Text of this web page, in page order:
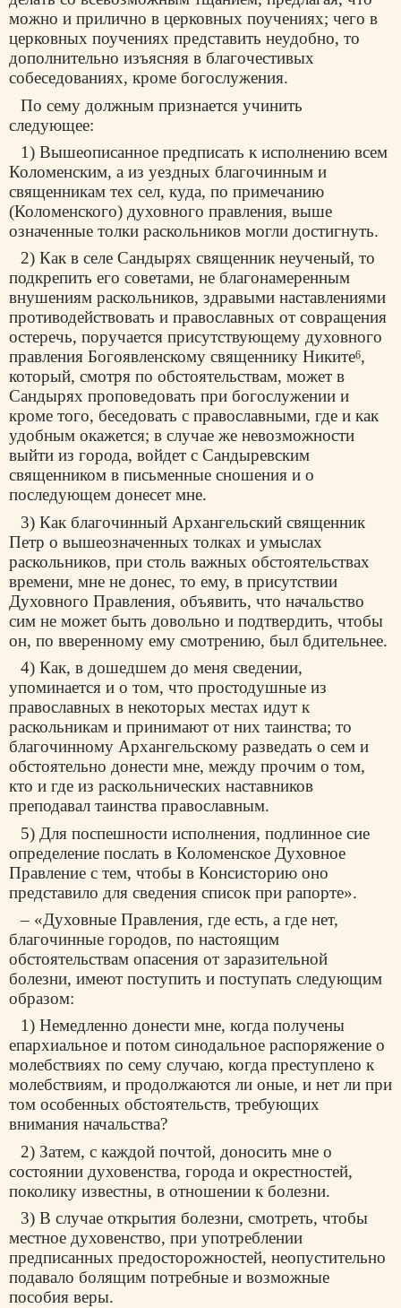
можно и прилично в церковных поучениях; чего в
церковных поучениях представить неудобно, то
дополнительно изъясняя в благочестивых
собеседованиях, кроме богослужения.
По сему должным признается учинить
следующее:
1) Вышеописанное предписать к исполнению всем
Коломенским, а из уездных благочинным и
священникам тех сел, куда, по примечанию
(Коломенского) духовного правления, выше
означенные толки раскольников могли достигнуть.
2) Как в селе Сандырях священник неученый, то
подкрепить его советами, не благонамеренным
внушениям раскольников, здравыми наставлениями
противодействовать и православных от совращения
остеречь, поручается присутствующему духовного
правления Богоявленскому священнику Никите6,
который, смотря по обстоятельствам, может в
Сандырях проповедовать при богослужении и
кроме того, беседовать с православными, где и как
удобным окажется; в случае же невозможности
выйти из города, войдет с Сандыревским
священником в письменные сношения и о
последующем донесет мне.
3) Как благочинный Архангельский священник
Петр о вышеозначенных толках и умыслах
раскольников, при столь важных обстоятельствах
времени, мне не донес, то ему, в присутствии
Духовного Правления, объявить, что начальство
сим не может быть довольно и подтвердить, чтобы
он, по вверенному ему смотрению, был бдительнее.
4) Как, в дошедшем до меня сведении,
упоминается и о том, что простодушные из
православных в некоторых местах идут к
раскольникам и принимают от них таинства; то
благочинному Архангельскому разведать о сем и
обстоятельно донести мне, между прочим о том,
кто и где из раскольнических наставников
преподавал таинства православным.
5) Для поспешности исполнения, подлинное сие
определение послать в Коломенское Духовное
Правление с тем, чтобы в Консисторию оно
представило для сведения список при рапорте».
– «Духовные Правления, где есть, а где нет,
благочинные городов, по настоящим
обстоятельствам опасения от заразительной
болезни, имеют поступить и поступать следующим
образом:
1) Немедленно донести мне, когда получены
епархиальное и потом синодальное распоряжение о
молебствиях по сему случаю, когда преступлено к
молебствиям, и продолжаются ли оные, и нет ли при
том особенных обстоятельств, требующих
внимания начальства?
2) Затем, с каждой почтой, доносить мне о
состоянии духовенства, города и окрестностей,
поколику известны, в отношении к болезни.
3) В случае открытия болезни, смотреть, чтобы
местное духовенство, при употреблении
предписанных предосторожностей, неопустительно
подавало болящим потребные и возможные
пособия веры.